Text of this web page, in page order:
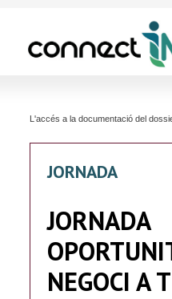
L'accés a la documentació del
JORNADA
JORNADA
NEGOCI A